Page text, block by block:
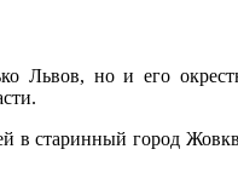
Львов, но и его
в старинный город